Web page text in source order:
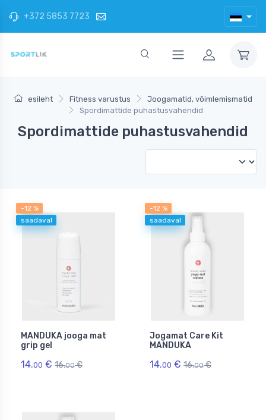
+372 5853 7723
esileht Fitness varustus
Joogamatid, võimlemismatid
Spordimattide puhastusvahendid
Spordimattide puhastusvahendid
-12 %
saadaval
MANDUKA jooga mat
grip gel
14.00 € 16.00€
-12 %
saadaval
Jogamat Care Kit
MANDUKA
14.00 € 16.00€